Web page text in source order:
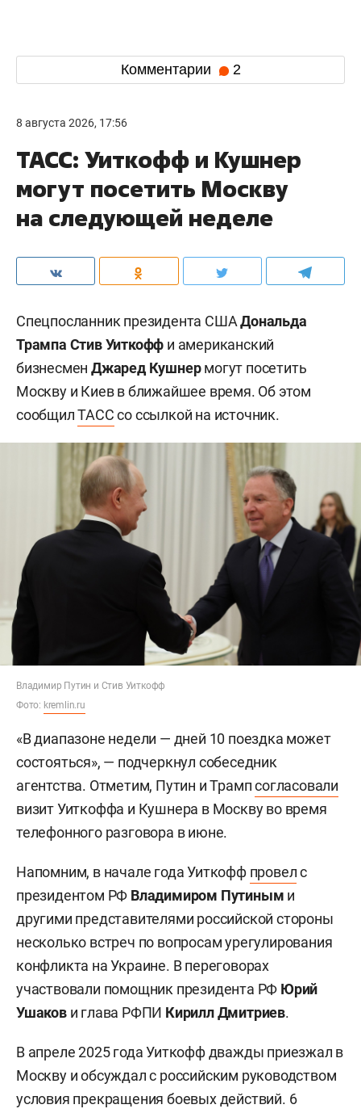
Комментарии 2
8 августа 2026, 17:56
ТАСС: Уиткофф и Кушнер
могут посетить Москву
на следующей неделе
Спецпосланник президента СШАДональда
Трампа Стив Уиткофф и американский
бизнесменДжаред Кушнермогут посетить
Москву и Киев в ближайшее время. Об этом
сообщилТАССсо ссылкой на источник.
Владимир Путин и Стив Уиткофф
Фото: kremlin.ru
«В диапазоне недели — дней 10 поездка может
состояться», — подчеркнул собеседник
агентства. Отметим, Путин и Трампсогласовали
визит Уиткоффа и Кушнера в Москву во время
телефонного разговора в июне.
Напомним, в начале года Уиткофф провелс
президентом РФ Владимиром Путиным и
другими представителями российской стороны
несколько встреч по вопросам урегулирования
конфликта на Украине. В переговорах
участвовали помощник президента РФ Юрий
Ушакови глава РФПИ Кирилл Дмитриев.
В апреле 2025 года Уиткофф дважды приезжал в
Москву и обсуждал с российским руководством
условия прекращения боевых действий. 6